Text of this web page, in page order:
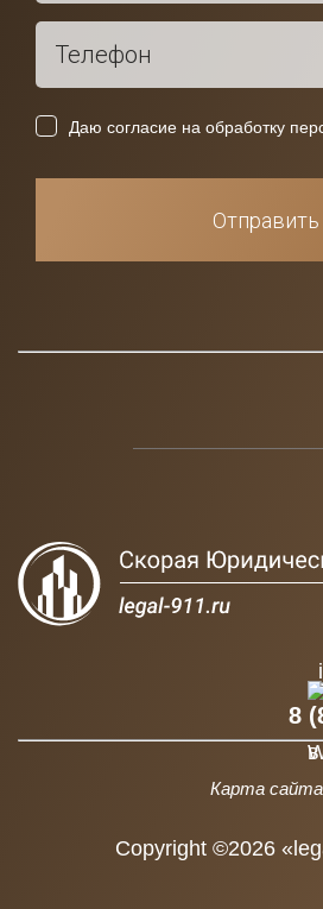
Даю согласие на обработку
Отправить
8
Карта сайта
Copyright ©2026